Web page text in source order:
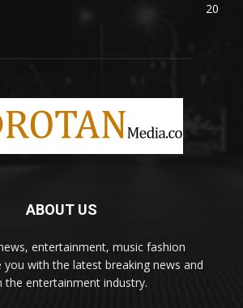
20
ABOUT US
entertainment, music fashion
you with the latest breaking news and
entertainment industry.